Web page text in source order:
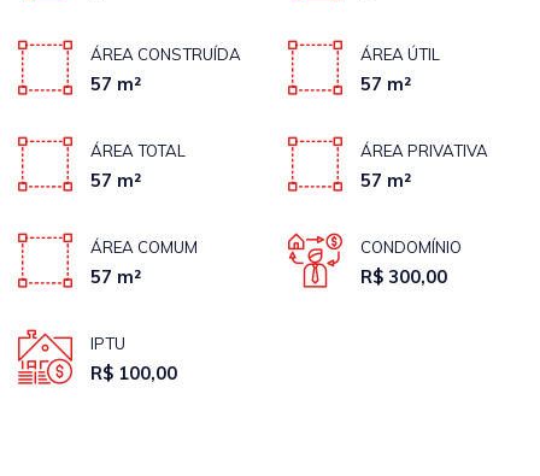
ÁREA CONSTRUÍDA
57 m²
ÁREA ÚTIL
57 m²
ÁREA TOTAL
57 m²
ÁREA PRIVATIVA
57 m²
ÁREA COMUM
57 m²
CONDOMÍNIO
R$ 300,00
IPTU
R$ 100,00